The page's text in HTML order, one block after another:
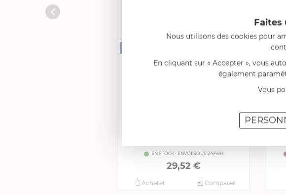
EN STOCK - ENVOI SOUS 24/48H
29,52 €
Comparer
Acheter
Faites
Nous utilisons des cookies pour
En cliquant sur « Accepter », vous
également
Vous